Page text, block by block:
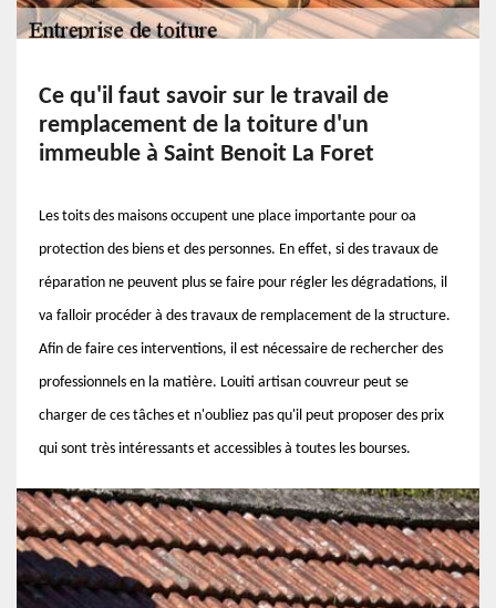
Ce qu'il faut savoir sur le travail de
remplacement de la toiture d'un
immeuble à Saint Benoit La Foret
Les toits des maisons occupent une place importante pour oa
protection des biens et des personnes. En effet, si des travaux de
réparation ne peuvent plus se faire pour régler les dégradations, il
va falloir procéder à des travaux de remplacement de la structure.
Afin de faire ces interventions, il est nécessaire de rechercher des
professionnels en la matière. Louiti artisan couvreur peut se
charger de ces tâches et n'oubliez pas qu'il peut proposer des prix
qui sont très intéressants et accessibles à toutes les bourses.